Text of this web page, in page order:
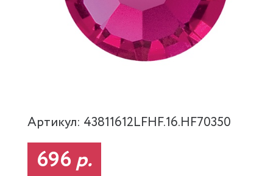
Артикул: 43811612LFHF.16.HF70350
696р.